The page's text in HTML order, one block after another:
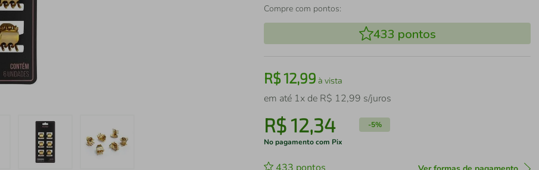
Compre com pontos:
433 pontos
R$12,99 à vista
em até 1x de R$ 12,99 s/juros
R$12,34 -5%
No pagamento com Pix